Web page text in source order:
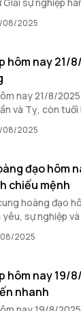
08/2025
hôm nay 21/
nay 21/8/
và Tỵ, còn tuổi
08/2025
đạo hôm
chiếu mệnh
hoàng đạo
sự nghiệp
2025
hôm nay 19/
nhanh